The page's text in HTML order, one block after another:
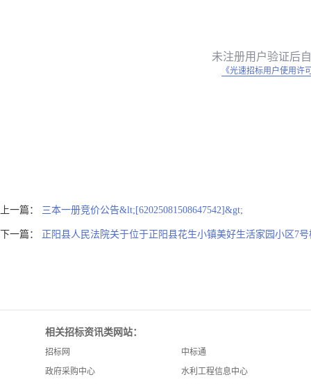
未注册用户验证后
《光速招标用户使用许
上一篇： 三本一册竞价公告&lt;[62025081508647542]&gt;
下一篇： 正阳县人民法院关于位于正阳县花生小镇美好生活家园小区7
相关招标资讯类网站：
招标网
中标通
政府采购中心
水利工程信息中心